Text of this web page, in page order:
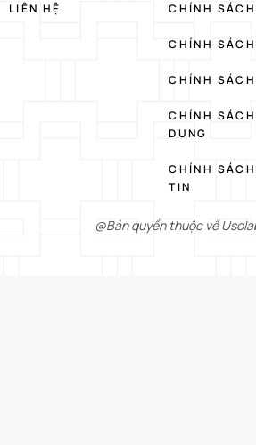
LIÊN HỆ CHÍNH
CHÍNH
CHÍNH
CHÍNH
DUNG
CHÍNH
TIN
@Bản quyền thuộc về